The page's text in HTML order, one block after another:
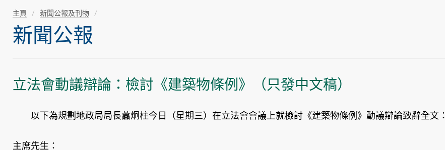
主頁 新聞公報及刊物
新聞公報
立法會動議辯論：檢討《建築物條例》（只發中文稿）
以下為規劃地政局局長蕭炯柱今日（星期三）在立法會會議上就檢討《建築物條例》動議辯論致辭全文：
主席先生：